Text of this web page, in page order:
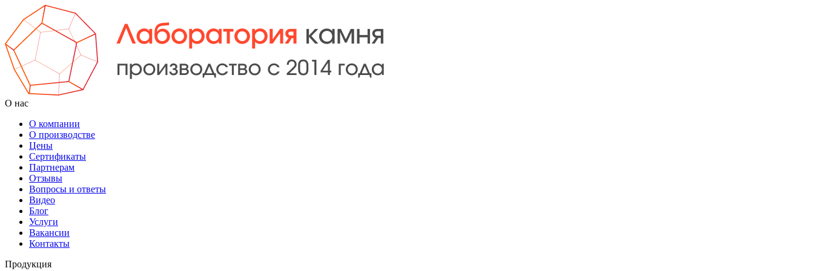
О нас
О компании
О производстве
Цены
Cертификаты
Партнерам
Отзывы
Вопросы и ответы
Видео
Блог
Услуги
Вакансии
Контакты
Продукция